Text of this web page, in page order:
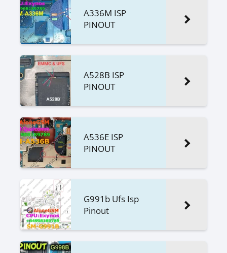
A336M ISP
PINOUT
A528B ISP
PINOUT
A536E ISP
PINOUT
G991b Ufs Isp
Pinout